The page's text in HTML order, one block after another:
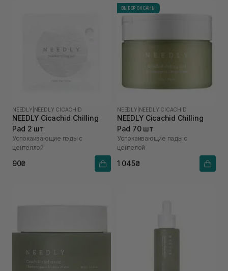
NEEDLY NEEDLY CICACHID
NEEDLY Cicachid Chilling
Pad 2 шт
Успокаивающие пэды с
центеллой
90₴
ВЫБОР ОКСАНЫ
NEEDLY NEEDLY CICACHID
NEEDLY Cicachid Chilling
Pad 70 шт
Успокаивающие пады с
центелой
1 045₴